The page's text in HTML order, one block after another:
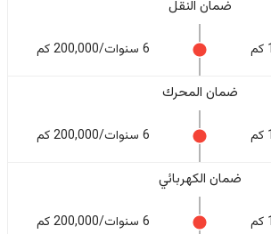
ضمان النقل
6 سنوات/200,000 كم
ضمان المحرك
6 سنوات/200,000 كم
ضمان الكهربائي
6 سنوات/200,000 كم